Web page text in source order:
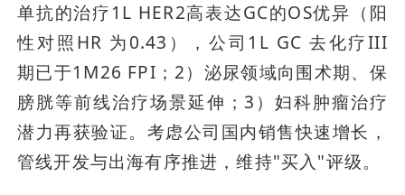
单抗的治疗1L HER2高表达GC的OS优异（阳
性对照HR 为0.43），公司1L GC 去化疗III
期已于1M26 FPI；2）泌尿领域向围术期、保
膀胱等前线治疗场景延伸；3）妇科肿瘤治疗
潜力再获验证。考虑公司国内销售快速增长，
管线开发与出海有序推进，维持"买入"评级。